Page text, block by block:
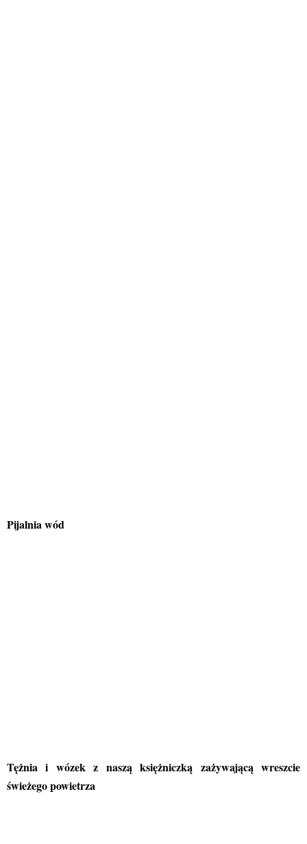
Pijalnia wód
Tężnia i wózek z naszą księżniczką zażywającą wreszcie
świeżego powietrza